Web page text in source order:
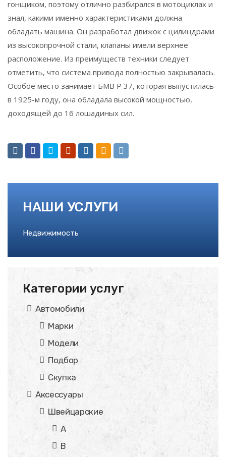
гонщиком, поэтому отлично разбирался в мотоциклах и
знал, какими именно характеристиками должна
обладать машина. Он разработал движок с цилиндрами
из высокопрочной стали, клапаны имели верхнее
расположение. Из преимуществ техники следует
отметить, что система привода полностью закрывалась.
Особое место занимает БМВ Р 37, которая выпустилась
в 1925-м году, она обладала высокой мощностью,
доходящей до 16 лошадиных сил.
НАШИ УСЛУГИ
Недвижимость
Категории услуг
Автомобили
Марки
Модели
Подбор
Скупка
Аксессуары
Швейцарские
A
B